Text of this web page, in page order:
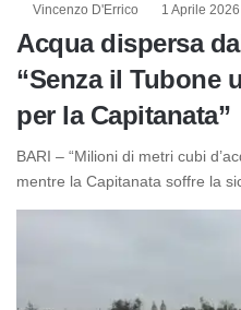
Vincenzo D'Errico 1 Aprile 2026
Acqua dispersa
“Senza il Tubone
per la Capitanata”
BARI – “Milioni di metri cubi
mentre la Capitanata soffre la